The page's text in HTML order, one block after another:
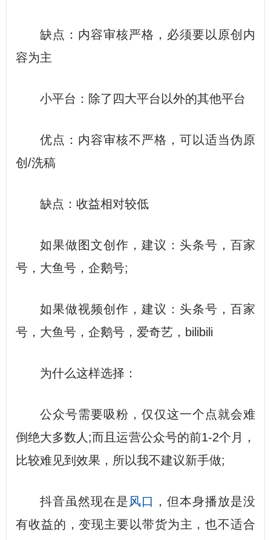
缺点：内容审核严格，必须要以原创内
容为主
小平台：除了四大平台以外的其他平台
优点：内容审核不严格，可以适当伪原
创/洗稿
缺点：收益相对较低
如果做图文创作，建议：头条号，百家
号，大鱼号，企鹅号;
如果做视频创作，建议：头条号，百家
号，大鱼号，企鹅号，爱奇艺，bilibili
为什么这样选择：
公众号需要吸粉，仅仅这一个点就会难
倒绝大多数人;而且运营公众号的前1-2个月，
比较难见到效果，所以我不建议新手做;
抖音虽然现在是风口 ，但本身播放是没
有收益的，变现主要以带货为主，也不适合